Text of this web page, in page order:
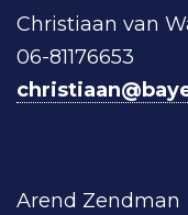
Christiaan van
06-81176653
Arend Zendman